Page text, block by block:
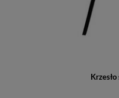
Krzesło